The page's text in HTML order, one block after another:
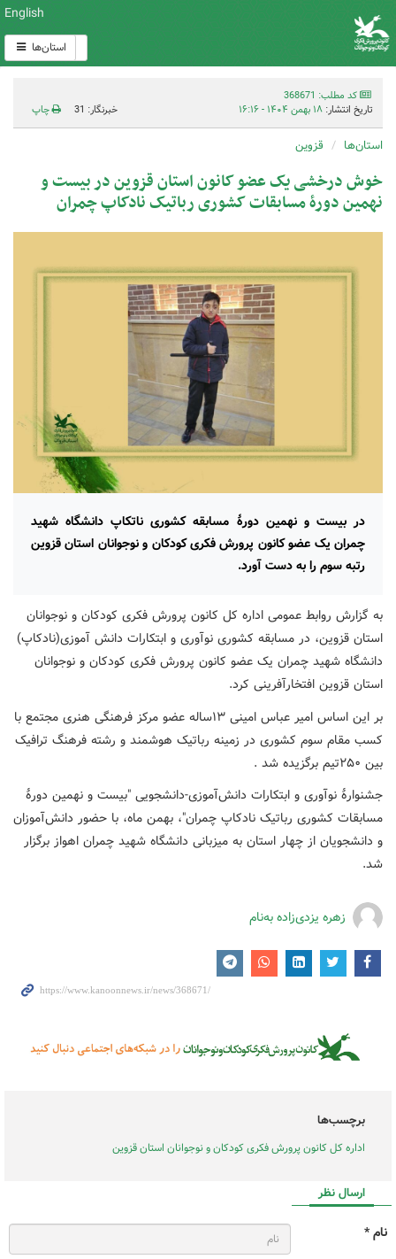
English
استان‌ها
کد مطلب: 368671
تاریخ انتشار: ۱۸ بهمن ۱۴۰۴ - ۱۶:۱۶ خبرنگار: 31 چاپ
استان‌ها قزوین
خوش درخشی یک عضو کانون استان قزوین در بیست و
نهمین دورۀ مسابقات کشوری رباتیک نادکاپ چمران
در بیست و نهمین دورۀ مسابقه کشوری ناتکاپ دانشگاه شهید
چمران یک عضو کانون پرورش فکری کودکان و نوجوانان استان قزوین
رتبه سوم را به دست آورد.
به گزارش روابط عمومی اداره کل کانون پرورش فکری کودکان و نوجوانان
استان قزوین، در مسابقه کشوری نوآوری و ابتکارات دانش آموزی(نادکاپ)
دانشگاه شهید چمران یک عضو کانون پرورش فکری کودکان و نوجوانان
استان قزوین افتخارآفرینی کرد.
بر این اساس امیر عباس امینی ۱۳ساله عضو مرکز فرهنگی هنری مجتمع با
کسب مقام سوم کشوری در زمینه رباتیک هوشمند و رشته فرهنگ ترافیک
بین ۲۵۰تیم برگزیده شد .
جشنوارۀ نوآوری و ابتکارات دانش‌آموزی-دانشجویی "بیست و نهمین دورۀ
مسابقات کشوری رباتیک نادکاپ چمران"، بهمن ماه، با حضور دانش‌آموزان
و دانشجویان از چهار استان به میزبانی دانشگاه شهید چمران اهواز برگزار
شد.
زهره یزدی‌زاده به‌نام
برچسب‌ها
اداره کل کانون پرورش فکری کودکان و نوجوانان استان قزوین
ارسال نظر
نام *